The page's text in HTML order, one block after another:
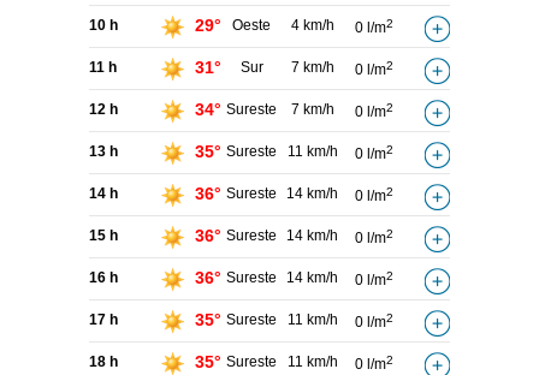
10 h 29° Oeste 4 km/h 0 l/m2
11 h 31° Sur 7 km/h 0 l/m2
12 h 34° Sureste 7 km/h 0 l/m2
13 h 35° Sureste 11 km/h 0 l/m2
14 h 36° Sureste 14 km/h 0 l/m2
15 h 36° Sureste 14 km/h 0 l/m2
16 h 36° Sureste 14 km/h 0 l/m2
17 h 35° Sureste 11 km/h 0 l/m2
18 h 35° Sureste 11 km/h 0 l/m2